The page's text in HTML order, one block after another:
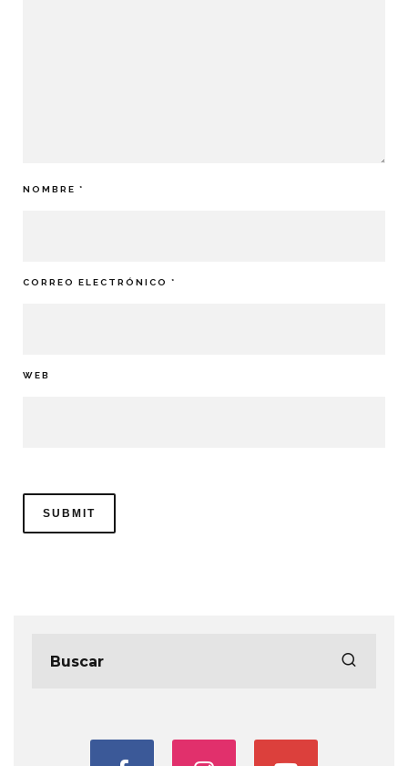
NOMBRE *
CORREO ELECTRÓNICO *
WEB